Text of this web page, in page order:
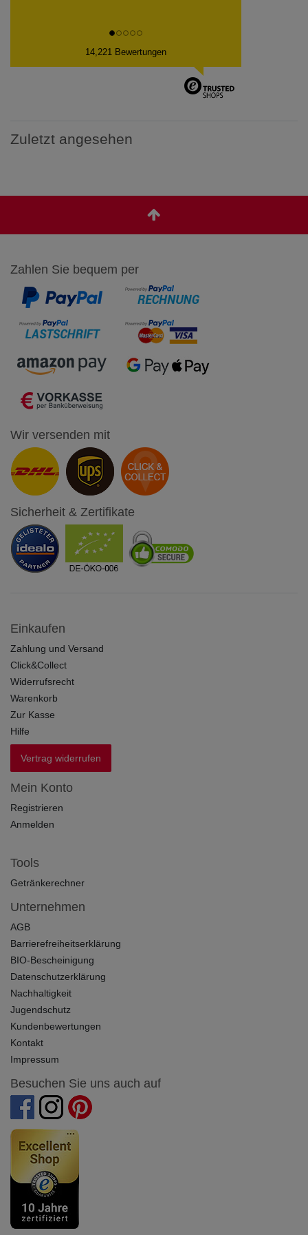
14,221 Bewertungen
Zuletzt angesehen
Zahlen Sie bequem per
Wir versenden mit
Sicherheit & Zertifikate
Einkaufen
Zahlung und Versand
Click&Collect
Widerrufsrecht
Warenkorb
Zur Kasse
Hilfe
Vertrag widerrufen
Mein Konto
Registrieren
Anmelden
Tools
Getränkerechner
Unternehmen
AGB
Barrierefreiheitserklärung
BIO-Bescheinigung
Datenschutzerklärung
Nachhaltigkeit
Jugendschutz
Kundenbewertungen
Kontakt
Impressum
Besuchen Sie uns auch auf